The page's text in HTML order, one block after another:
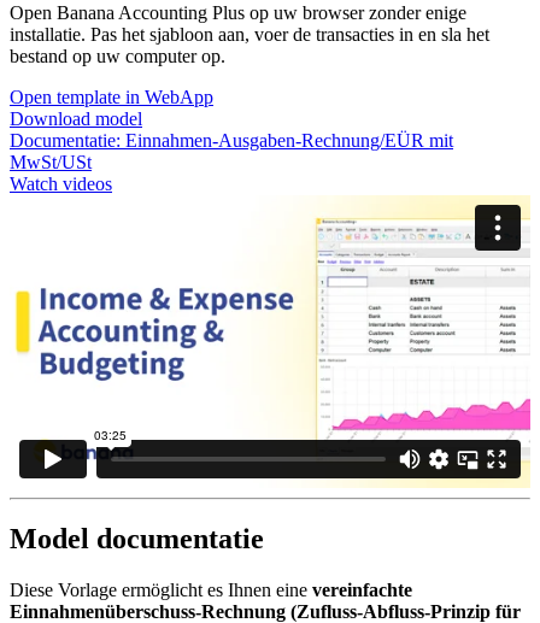
Open Banana Accounting Plus op uw browser zonder enige
installatie. Pas het sjabloon aan, voer de transacties in en sla het
bestand op uw computer op.
Open template in WebApp
Download model
Documentatie: Einnahmen-Ausgaben-Rechnung/EÜR mit
MwSt/USt
Watch videos
Model documentatie
Diese Vorlage ermöglicht es Ihnen eine vereinfachte
Einnahmenüberschuss-Rechnung (Zufluss-Abfluss-Prinzip für